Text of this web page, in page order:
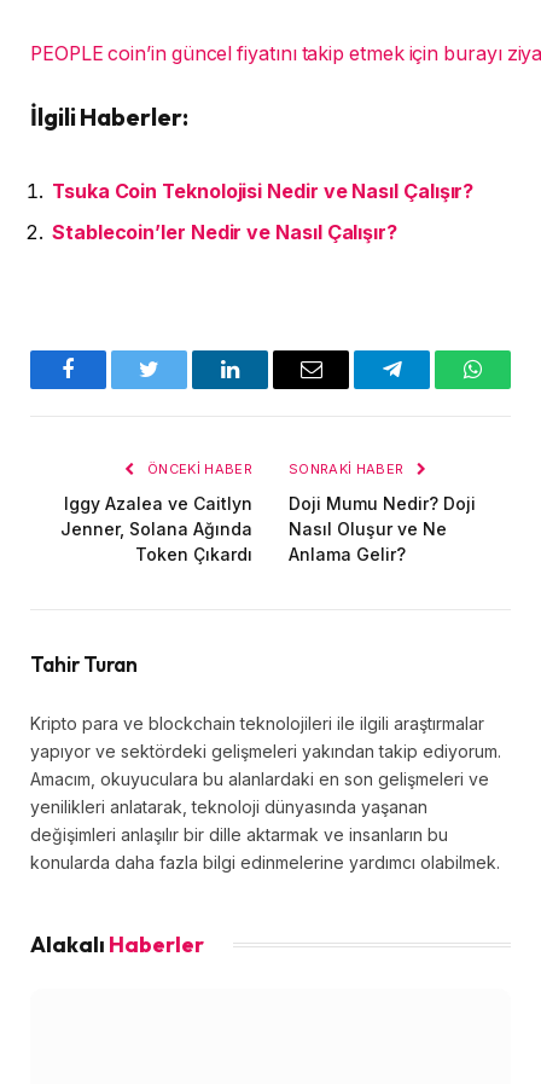
PEOPLE coin’in güncel fiyatını takip etmek için burayı
İlgili Haberler:
Tsuka Coin Teknolojisi Nedir ve Nasıl Çalışır?
Stablecoin’ler Nedir ve Nasıl Çalışır?
FacebookTwitter LinkedInE-
Telegram
ÖNCEKI HABER
Iggy Azalea ve Caitlyn
Jenner, Solana Ağında
Token Çıkardı
SONRAKI HABER
Doji Mumu Nedir? Doji
Nasıl Oluşur ve Ne
Anlama Gelir?
Tahir Turan
Kripto para ve blockchain teknolojileri ile ilgili araştırmalar
yapıyor ve sektördeki gelişmeleri yakından takip ediyorum.
Amacım, okuyuculara bu alanlardaki en son gelişmeleri ve
yenilikleri anlatarak, teknoloji dünyasında yaşanan
değişimleri anlaşılır bir dille aktarmak ve insanların bu
konularda daha fazla bilgi edinmelerine yardımcı olabilmek.
Alakalı Haberler